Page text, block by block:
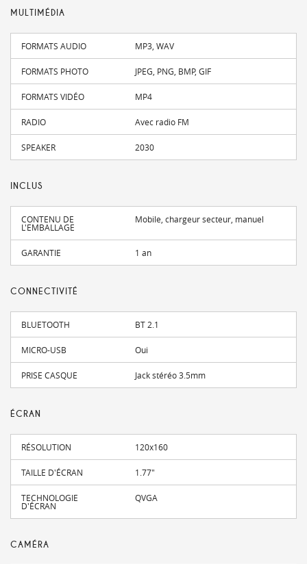
MULTIMÉDIA
FORMATS AUDIO MP3, WAV
FORMATS PHOTO JPEG, PNG, BMP, GIF
FORMATS VIDÉO MP4
RADIO Avec radio FM
SPEAKER 2030
INCLUS
CONTENU DE
L'EMBALLAGE
Mobile, chargeur secteur, manuel
GARANTIE 1 an
CONNECTIVITÉ
BLUETOOTH BT 2.1
MICRO-USB Oui
PRISE CASQUE Jack stéréo 3.5mm
ÉCRAN
RÉSOLUTION 120x160
TAILLE D'ÉCRAN 1.77"
TECHNOLOGIE
D'ÉCRAN
QVGA
CAMÉRA